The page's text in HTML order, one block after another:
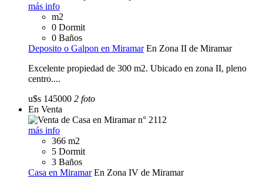
más info
m2
0 Dormit
0 Baños
Deposito o Galpon en Miramar En Zona II de Miramar
Excelente propiedad de 300 m2. Ubicado en zona II, pleno
centro....
u$s 145000 2 foto
En Venta
más info
366 m2
5 Dormit
3 Baños
Casa en Miramar En Zona IV de Miramar